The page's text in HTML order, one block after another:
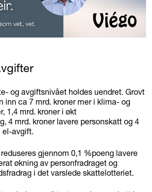
og avgiftsnivået holdes uendret. Grovt
inn ca 7 mrd. kroner mer i klima- og
1,4 mrd. kroner i økt
4 mrd. kroner lavere personskatt og 4
el-avgift.
gjennom 0,1 %poeng lavere
økning av personfradraget og
i det varslede skattelotteriet.